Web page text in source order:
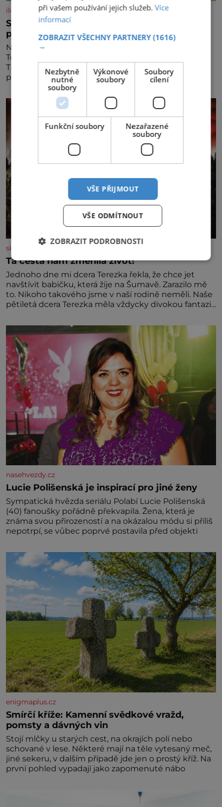
iluxus.cz
Stojí v čele značky s historií. Teď ji musím
připravit na dalších třicet let
Na první pohled by třicáté výročí mohlo být pro
Topnatur hlavně důvodem k oslavám. Lucie
Ticháčková ho ale vnímá jinak, jako závazek i
příležitost rozhodnout, jak má rodinná značka
vypadat v dalších l
skutecnepribehy.cz
Ta cesta nám změnila život!
Jednoho dne mi dcera Terezka řekla, že chce jet
navštívit babičku, která žije na Šumavě. Zarazilo mě
to. Nikoho takového jsme v naší rodině neměli. Naše
pětiletá dcera Terezka měla vždycky divokou fantazii.
mi říkala, že se jí zdálo o jednorožcích, krásných
princeznách, statečných rytířích a létajících dracích.
nasehvezdy.cz
Lucie Polišenská je inspirací pro jiné ženy
Sympatická hvězda seriálu Polabí Lucie Polišenská
(40) fanoušky pořádně překvapila. Žena, která je
známa svou přirozeností a na okázalou módu si příliš
nepotrpí, se vůbec poprvé postavila před objekti
enigmaplus.cz
Smírčí kříže: Kamenní svědkové vražd,
pomsty a dávných vin
Stojí mlčky u starých cest, na okrajích polí nebo
schované v lese. Některé mají na těle vytesaný meč,
jiné sekeru, v dalším případě jde jen o prostý kříž. Na
první pohled vypadají jako zapomenuté nábo
při vašem používání jejich služeb.Více
informací
ZOBRAZIT VŠECHNY PARTNERY(1616)
→
Nezbytně
nutné
soubory
Výkonové
soubory
Soubory
cílení
Funkční soubory
Nezařazené
soubory
VŠE PŘIJMOUT
VŠE ODMÍTNOUT
ZOBRAZIT PODROBNOSTI